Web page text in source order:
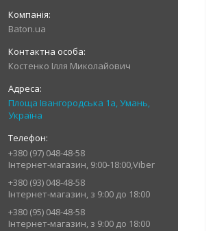
Baton.ua
Костенко Ілля Миколайович
Площа Івангородська 1а, Умань,
Україна
+380 (97) 048-48-58
Інтернет-магазин, 9:00-18:00,Viber
+380 (93) 048-48-58
Інтернет-магазин, з 9:00 до 18:00
+380 (95) 048-48-58
Інтернет-магазин, з 9:00 до 18:00